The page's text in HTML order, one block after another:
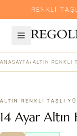
RENKLİ
ANASAYFA/ ALTIN RENKLI
ALTIN RENKLI TAŞLI
14 Ayar Altın